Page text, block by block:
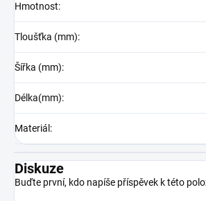
Hmotnost:
Tloušťka (mm):
Šířka (mm):
Délka(mm):
Materiál :
Diskuze
Buďte první, kdo napíše příspěvek k této